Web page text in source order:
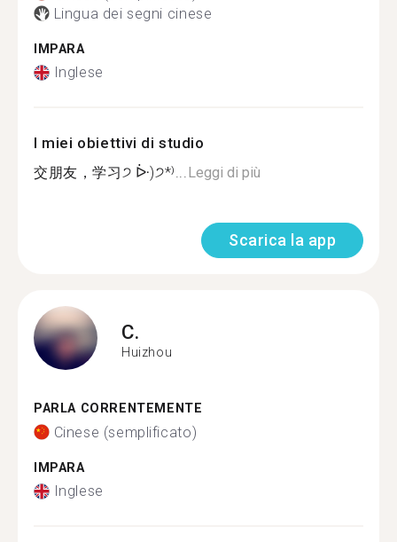
Lingua dei segni cinese
IMPARA
Inglese
I miei obiettivi di studio
交朋友，学习੭ ᐕ)੭*⁾...Leggi di più
Scarica la app
C.
Huizhou
PARLA CORRENTEMENTE
Cinese (semplificato)
IMPARA
Inglese